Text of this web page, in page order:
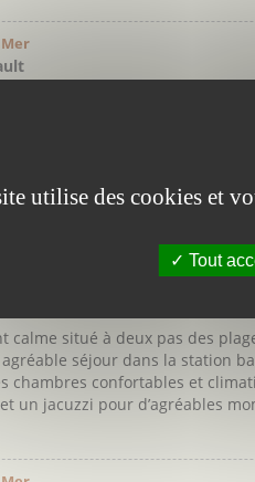
**
des stations de Palavas et de
est un agréable hôtel aux
de grand confort
au maximum des couleurs
calme situé à deux pas des
séjour dans la station
chambres confortables et
un jacuzzi pour d’agréables
utilise des cookies et
Tout